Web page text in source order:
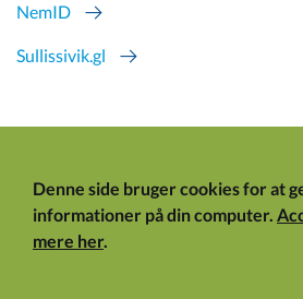
NemID
Sullissivik.gl
Denne side bruger cookies for at
informationer på din computer.
mere her.